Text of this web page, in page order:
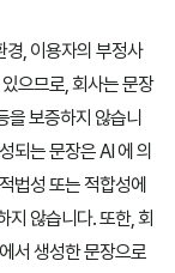
경, 이용자의 부정사
으므로, 회사는 문장
을 보증하지 않습니
되는 문장은 AI 에 의
법성 또는 적합성에
지 않습니다. 또한, 회
서 생성한 문장으로